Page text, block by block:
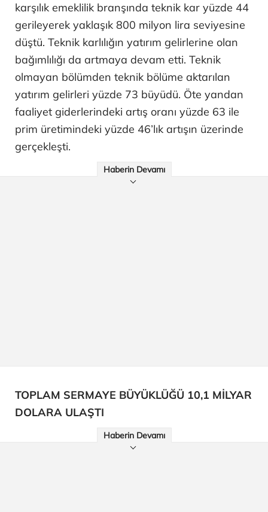
karşılık emeklilik branşında teknik kar yüzde 44
gerileyerek yaklaşık 800 milyon lira seviyesine
düştü. Teknik karlılığın yatırım gelirlerine olan
bağımlılığı da artmaya devam etti. Teknik
olmayan bölümden teknik bölüme aktarılan
yatırım gelirleri yüzde 73 büyüdü. Öte yandan
faaliyet giderlerindeki artış oranı yüzde 63 ile
prim üretimindeki yüzde 46’lık artışın üzerinde
gerçekleşti.
Haberin Devamı
TOPLAM SERMAYE BÜYÜKLÜĞÜ 10,1 MİLYAR
DOLARA ULAŞTI
Haberin Devamı